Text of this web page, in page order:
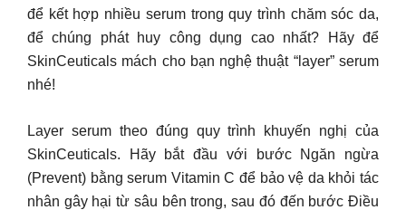
để kết hợp nhiều serum trong quy trình chăm sóc da,
để chúng phát huy công dụng cao nhất? Hãy để
SkinCeuticals mách cho bạn nghệ thuật “layer” serum
nhé!
Layer serum theo đúng quy trình khuyến nghị của
SkinCeuticals. Hãy bắt đầu với bước Ngăn ngừa
(Prevent) bằng serum Vitamin C để bảo vệ da khỏi tác
nhân gây hại từ sâu bên trong, sau đó đến bước Điều